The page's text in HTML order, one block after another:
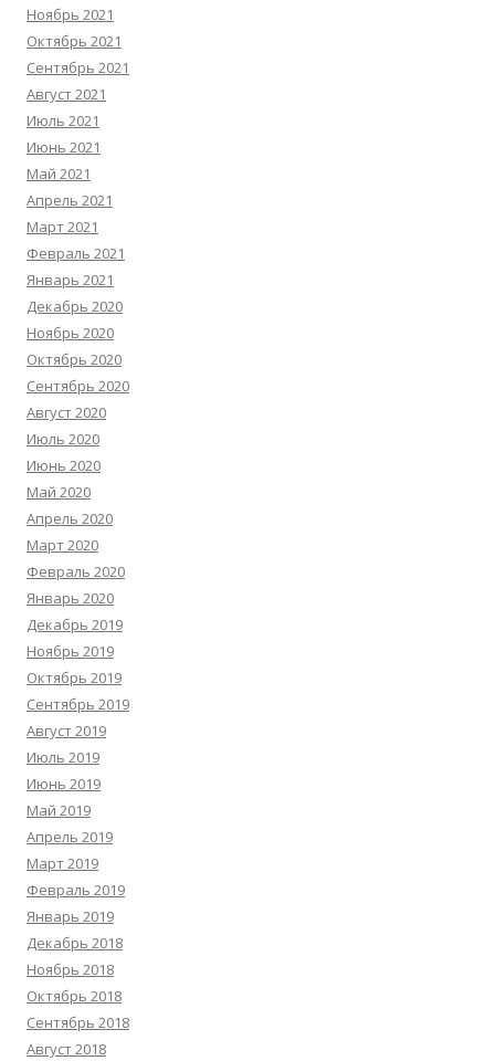
Ноябрь 2021
Октябрь 2021
Сентябрь 2021
Август 2021
Июль 2021
Июнь 2021
Май 2021
Апрель 2021
Март 2021
Февраль 2021
Январь 2021
Декабрь 2020
Ноябрь 2020
Октябрь 2020
Сентябрь 2020
Август 2020
Июль 2020
Июнь 2020
Май 2020
Апрель 2020
Март 2020
Февраль 2020
Январь 2020
Декабрь 2019
Ноябрь 2019
Октябрь 2019
Сентябрь 2019
Август 2019
Июль 2019
Июнь 2019
Май 2019
Апрель 2019
Март 2019
Февраль 2019
Январь 2019
Декабрь 2018
Ноябрь 2018
Октябрь 2018
Сентябрь 2018
Август 2018